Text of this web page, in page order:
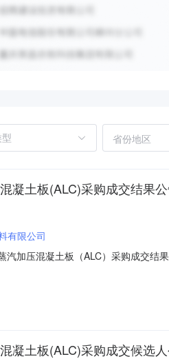
省份地区
凝土板(ALC)采购成交结果
有限公司
加压混凝土板（ALC）采购成交结
采购(项目编号:DMZB-2025-B01)进
凝土板(ALC)采购成交候选